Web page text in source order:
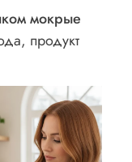
мокрые
продукт